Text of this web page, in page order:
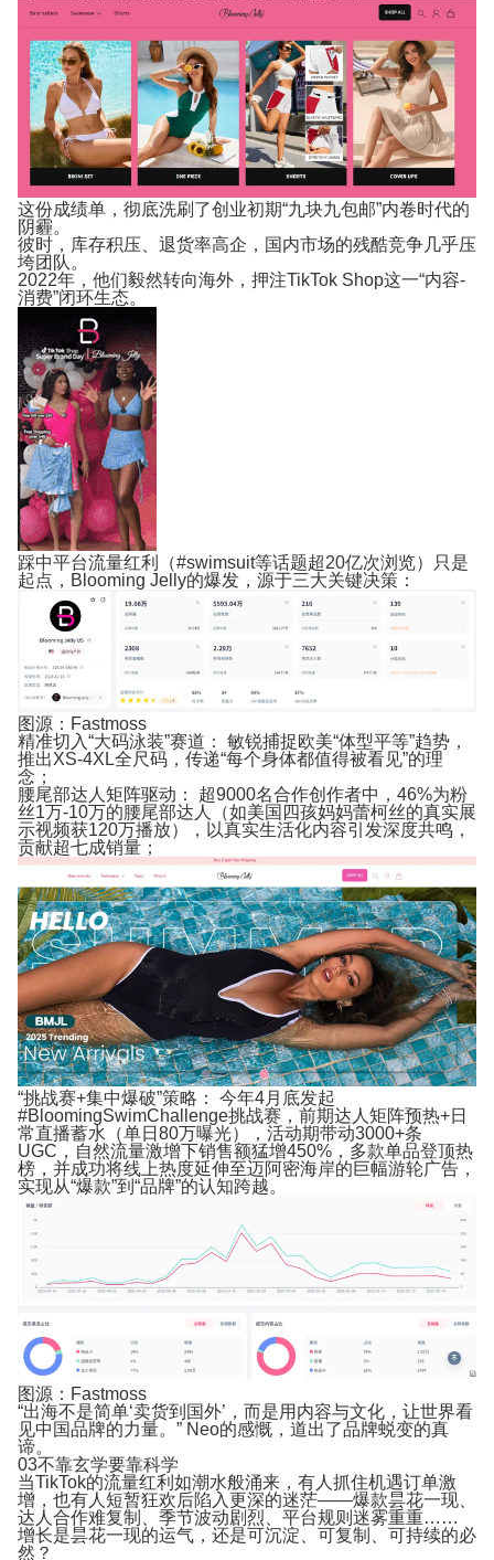
这份成绩单，彻底洗刷了创业初期“九块九包邮”内卷时代的
阴霾。
彼时，库存积压、退货率高企，国内市场的残酷竞争几乎压
垮团队。
2022年，他们毅然转向海外，押注TikTok Shop这一“内容-
消费”闭环生态。
踩中平台流量红利（#swimsuit等话题超20亿次浏览）只是
起点，Blooming Jelly的爆发，源于三大关键决策：
图源：Fastmoss
精准切入“大码泳装”赛道：
敏锐捕捉欧美“体型平等”趋势，
推出XS-4XL全尺码，传递“每个身体都值得被看见”的理
念；
腰尾部达人矩阵驱动：
超9000名合作创作者中，46%为粉
丝1万-10万的腰尾部达人（如美国四孩妈妈蕾柯丝的真实展
示视频获120万播放），以真实生活化内容引发深度共鸣，
贡献超七成销量；
“挑战赛+集中爆破”策略：
今年4月底发起
#BloomingSwimChallenge挑战赛，前期达人矩阵预热+日
常直播蓄水（单日80万曝光），活动期带动3000+条
UGC，自然流量激增下销售额猛增450%，多款单品登顶热
榜，并成功将线上热度延伸至迈阿密海岸的巨幅游轮广告，
实现从“爆款”到“品牌”的认知跨越。
图源：Fastmoss
“出海不是简单‘卖货到国外’，而是用内容与文化，让世界看
见中国品牌的力量。” Neo的感慨，道出了品牌蜕变的真
谛。
03不靠玄学要靠科学
当TikTok的流量红利如潮水般涌来，有人抓住机遇订单激
增，也有人短暂狂欢后陷入更深的迷茫——爆款昙花一现、
达人合作难复制、季节波动剧烈、平台规则迷雾重重……
增长是昙花一现的运气，还是可沉淀、可复制、可持续的必
然？